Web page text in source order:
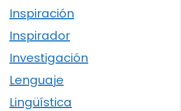
Inspiración
Inspirador
Investigación
Lenguaje
Lingüística